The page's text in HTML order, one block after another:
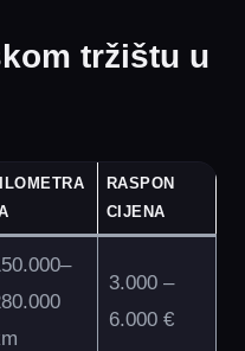
tržištu u
RASPON
CIJENA
3.000 –
6.000 €